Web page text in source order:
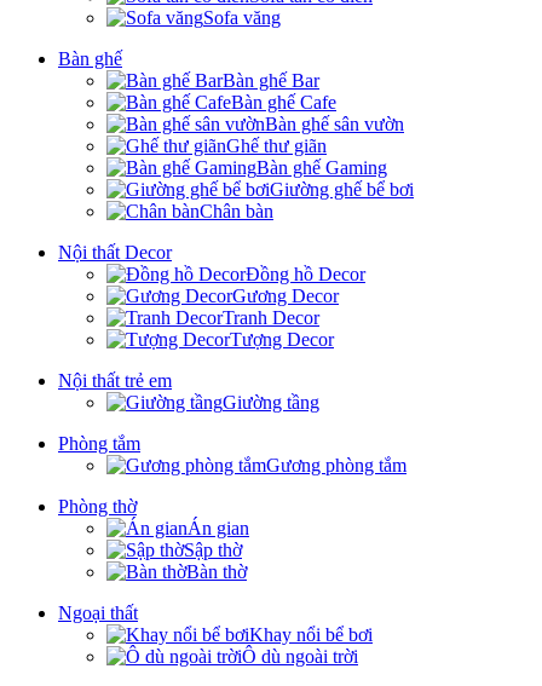
Sofa văng
Bàn ghế
Bàn ghế Bar
Bàn ghế Cafe
Bàn ghế sân vườn
Ghế thư giãn
Bàn ghế Gaming
Giường ghế bể bơi
Chân bàn
Nội thất Decor
Đồng hồ Decor
Gương Decor
Tranh Decor
Tượng Decor
Nội thất trẻ em
Giường tầng
Phòng tắm
Gương phòng tắm
Phòng thờ
Án gian
Sập thờ
Bàn thờ
Ngoại thất
Khay nổi bể bơi
Ô dù ngoài trời